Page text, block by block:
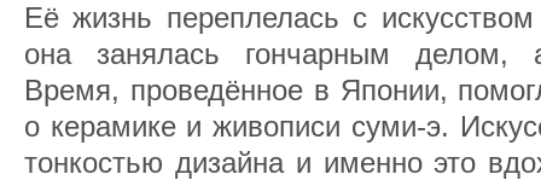
Её жизнь переплелась с
она занялась гончарным делом,
Время, проведённое в Японии,
о керамике и живописи суми-э.
тонкостью дизайна и именно это